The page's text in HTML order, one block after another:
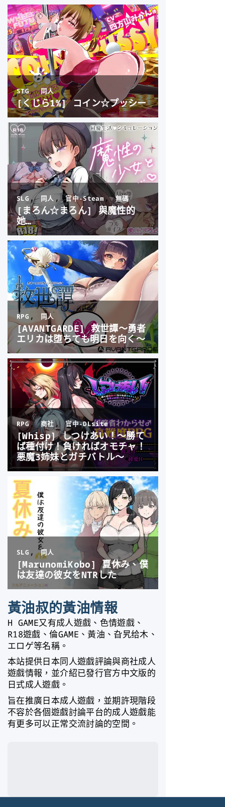
黃油叔的黃油情報
H GAME又有成人遊戲、色情遊戲、
R18遊戲、倫GAME、黃油、旮旯给木、
エロゲ等名稱。
本站提供日本同人遊戲評論與商社成人
遊戲情報，並介紹已發行官方中文版的
日式成人遊戲。
旨在推廣日本成人遊戲，並期許現階段
不容於各個遊戲討論平台的成人遊戲能
有更多可以正常交流討論的空間。